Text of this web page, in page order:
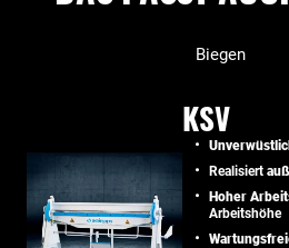
Biegen
KSV
Realisiert
Hoher
Arbeitshöhe